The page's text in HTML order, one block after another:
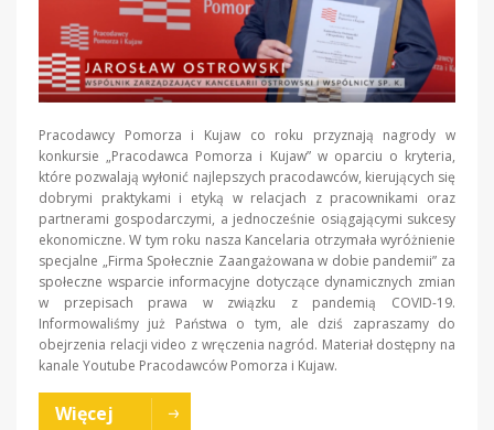
Pracodawcy Pomorza i Kujaw co roku przyznają nagrody w
konkursie „Pracodawca Pomorza i Kujaw” w oparciu o kryteria,
które pozwalają wyłonić najlepszych pracodawców, kierujących się
dobrymi praktykami i etyką w relacjach z pracownikami oraz
partnerami gospodarczymi, a jednocześnie osiągającymi sukcesy
ekonomiczne. W tym roku nasza Kancelaria otrzymała wyróżnienie
specjalne „Firma Społecznie Zaangażowana w dobie pandemii” za
społeczne wsparcie informacyjne dotyczące dynamicznych zmian
w przepisach prawa w związku z pandemią COVID-19.
Informowaliśmy już Państwa o tym, ale dziś zapraszamy do
obejrzenia relacji video z wręczenia nagród. Materiał dostępny na
kanale Youtube Pracodawców Pomorza i Kujaw.
Więcej